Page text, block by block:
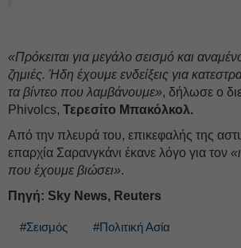
«Πρόκειται για μεγάλο σεισμό και
ζημιές. Ήδη έχουμε ενδείξεις για
τα βίντεο που λαμβάνουμε», δήλωσε ο
Phivolcs, Τερεσίτο Μπακόλκολ.
Από την πλευρά του, επικεφαλής της
επαρχία Σαρανγκάνι έκανε λόγο για τον
που έχουμε βιώσει».
Πηγή: Sky News, Reuters
#Σεισμός #Πολιτική Ασία